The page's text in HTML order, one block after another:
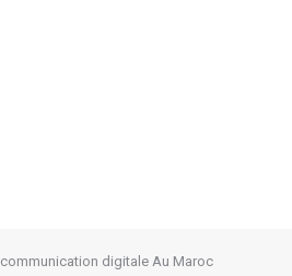
digitale Au Maroc